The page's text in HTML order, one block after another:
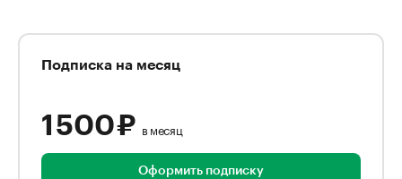
Подписка на месяц
1 500 ₽ в месяц
Оформить подписку